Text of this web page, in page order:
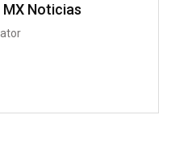
Noticias